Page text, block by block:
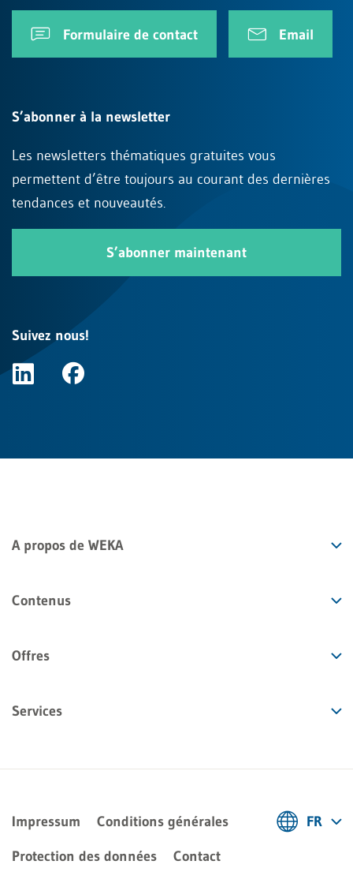
Formulaire de contact Email
S’abonner à la newsletter
Les newsletters thématiques gratuites vous
permettent d’être toujours au courant des dernières
tendances et nouveautés.
S’abonner maintenant
Suivez nous!
A propos de WEKA
Contenus
Offres
Services
Impressum
Conditions générales
Protection des données
Contact
FR